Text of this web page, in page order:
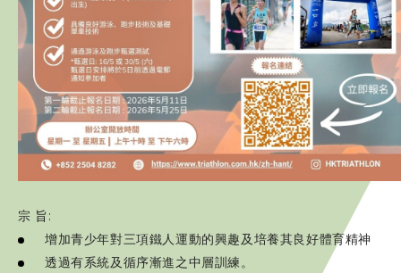
聯絡我們
宗 旨:
增加青少年對三項鐵人運動的興趣及培養其良好體育精神
透過有系統及循序漸進之中層訓練。